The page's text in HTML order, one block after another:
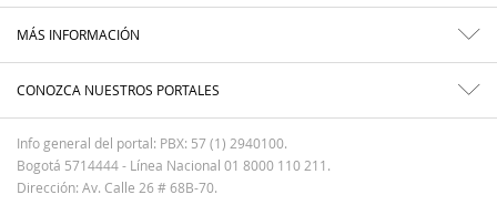
MÁS INFORMACIÓN
CONOZCA NUESTROS PORTALES
Info general del portal: PBX: 57 (1) 2940100.
Bogotá 5714444 - Línea Nacional 01 8000 110 211.
Dirección: Av. Calle 26 # 68B-70.